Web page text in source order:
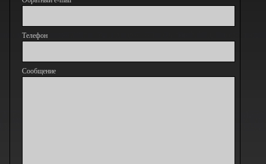
Телефон
Сообщение